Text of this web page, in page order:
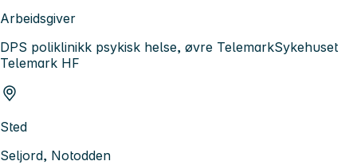
Arbeidsgiver
DPS poliklinikk psykisk helse, øvre TelemarkSykehuset
Telemark HF
Sted
Seljord, Notodden